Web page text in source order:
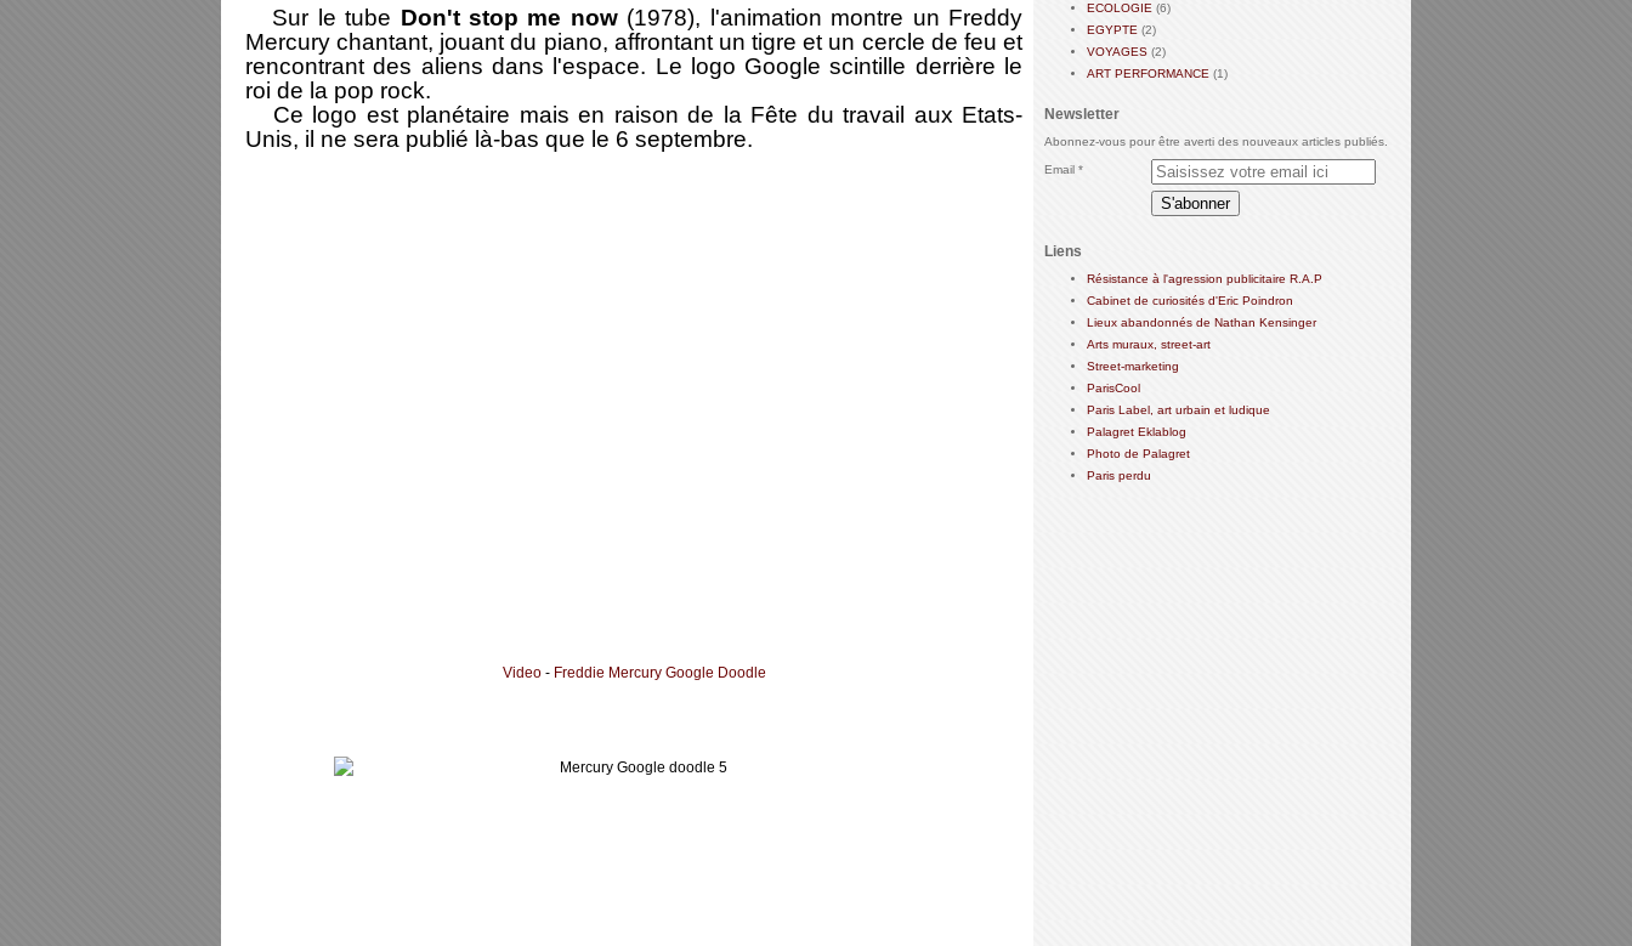
Sur le tube Don't stop me now(1978), l'animation montre un Freddy
Mercury chantant, jouant du piano, affrontant un tigre et un cercle de feu et
rencontrant des aliens dans l'espace. Le logo Google scintille derrière le
roi de la pop rock.
Ce logo est planétaire mais en raison de la Fête du travail aux Etats-
Unis, il ne sera publié là-bas que le 6 septembre.
Video- Freddie Mercury Google Doodle
ECOLOGIE (6)
EGYPTE (2)
VOYAGES (2)
ART PERFORMANCE (1)
Newsletter
Abonnez-vous pour être averti des nouveaux articles publiés.
Email
Liens
Résistance à l'agression publicitaire R.A.P
Cabinet de curiosités d'Eric Poindron
Lieux abandonnés de Nathan Kensinger
Arts muraux, street-art
Street-marketing
ParisCool
Paris Label, art urbain et ludique
Palagret Eklablog
Photo de Palagret
Paris perdu